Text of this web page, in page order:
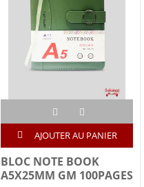
AJOUTER AU PANIER
BLOC NOTE BOOK
A5X25MM GM 100PAGES